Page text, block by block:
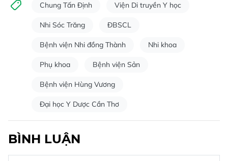
Chung Tấn Định Viện Di truyền Y học
Nhi Sóc Trăng ĐBSCL
Bệnh viện Nhi đồng Thành Nhi khoa
Phụ khoa Bệnh viện Sản
Bệnh viện Hùng Vương
Đại học Y Dược Cần Thơ
BÌNH LUẬN